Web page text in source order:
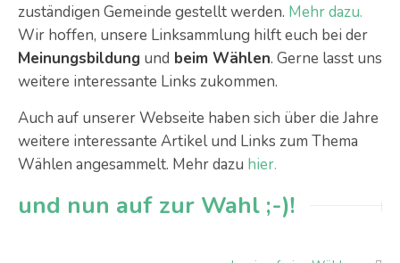
zuständigen Gemeinde gestellt werden. Mehr dazu.
Wir hoffen, unsere Linksammlung hilft euch bei der
Meinungsbildung und beim Wählen. Gerne lasst uns
weitere interessante Links zukommen.
Auch auf unserer Webseite haben sich über die Jahre
weitere interessante Artikel und Links zum Thema
Wählen angesammelt. Mehr dazu hier.
und nun auf zur Wahl ;-)!